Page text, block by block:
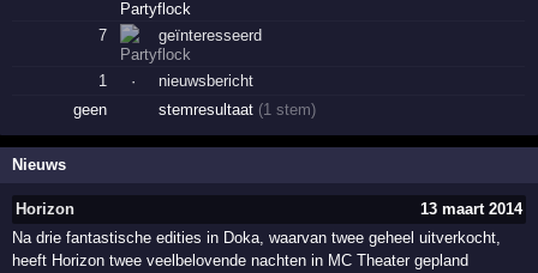
7 geïnteresseerd
1 ·
nieuwsbericht
geen
stemresultaat (1 stem)
Nieuws
Horizon
13 maart 2014
Na drie fantastische edities in Doka, waarvan twee geheel uitverkocht,
heeft Horizon twee veelbelovende nachten in MC Theater gepland